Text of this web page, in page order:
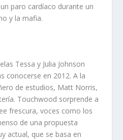
paro cardíaco durante un
y la mafia.
Tessa y Julia Johnson
conocerse en 2012. A la
de estudios, Matt Norris,
Touchwood sorprende a
frescura, voces como los
de una propuesta
actual, que se basa en